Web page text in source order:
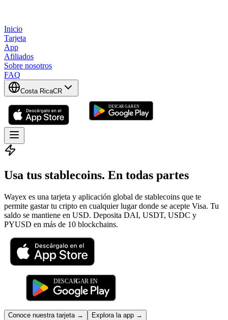
Inicio
Tarjeta
App
Afiliados
Sobre nosotros
FAQ
Costa RicaCR
Usa tus stablecoins. En todas partes
Wayex es una tarjeta y aplicación global de stablecoins que te
permite gastar tu cripto en cualquier lugar donde se acepte Visa. Tu
saldo se mantiene en USD. Deposita DAI, USDT, USDC y
PYUSD en más de 10 blockchains.
Conoce nuestra tarjeta→ Explora la app →